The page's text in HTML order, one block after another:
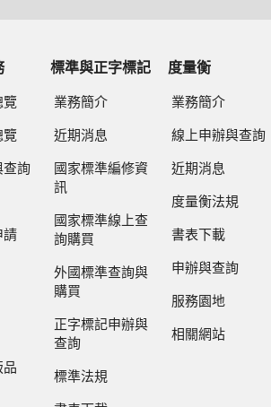
覽
覽
查詢
請
品
標準與正字標記
業務簡介
近期消息
國家標準編修資
訊
國家標準線上查
詢購買
外國標準查詢與
購買
正字標記申辦與
查詢
標準法規
度量衡
業務簡介
線上申辦與查詢
近期消息
度量衡法規
書表下載
申辦與查詢
服務園地
相關網站